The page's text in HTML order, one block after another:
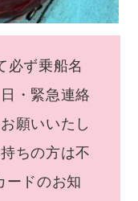
必ず乗船名
・緊急連絡
願いいたし
ちの方は不
ードのお知